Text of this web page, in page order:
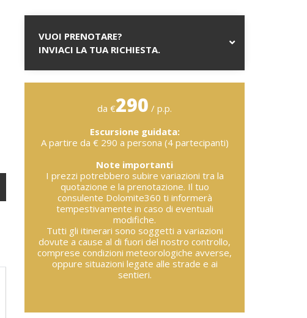
VUOI PRENOTARE?
INVIACI LA TUA RICHIESTA.
da €290 / p.p.
Escursione guidata:
A partire da € 290 a persona (4 partecipanti)
Note importanti
I prezzi potrebbero subire variazioni tra la
quotazione e la prenotazione. Il tuo
consulente Dolomite360 ti informerà
tempestivamente in caso di eventuali
modifiche.
Tutti gli itinerari sono soggetti a variazioni
dovute a cause al di fuori del nostro controllo,
comprese condizioni meteorologiche avverse,
oppure situazioni legate alle strade e ai
sentieri.